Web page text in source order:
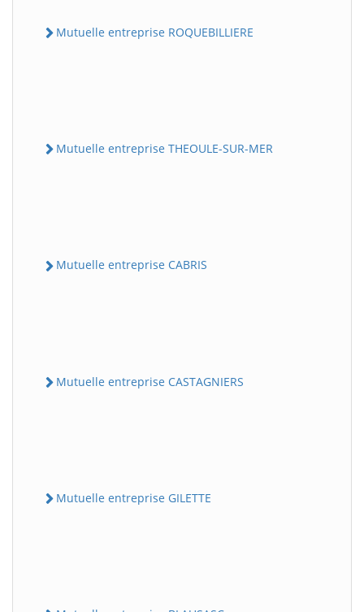
Mutuelle entreprise ROQUEBILLIERE
Mutuelle entreprise THEOULE-SUR-MER
Mutuelle entreprise CABRIS
Mutuelle entreprise CASTAGNIERS
Mutuelle entreprise GILETTE